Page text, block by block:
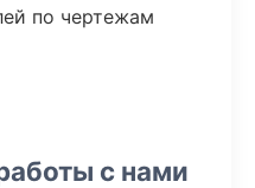
по чертежам
с нами